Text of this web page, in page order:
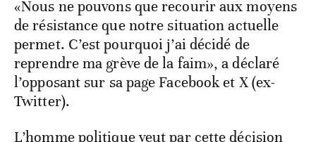
«Nous ne pouvons que recourir aux moyens
de résistance que notre situation actuelle
permet. C’est pourquoi j’ai décidé de
reprendre ma grève de la faim», a déclaré
l’opposant sur sa page Facebook et X (ex-
Twitter).
L’homme politique veut par cette décision